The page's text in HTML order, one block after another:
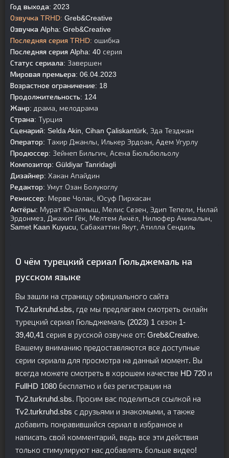
Год выхода: 2023
Озвучка TRHD: Greb&Creative
Озвучка Alpha: Greb&Creative
Последняя серия TRHD: ошибка
Последняя серия Alpha: 40 серия
Статус сериала: Завершен
Мировая премьера: 06.04.2023
Возрастное ограничение: 18
Продолжительность: 124
Жанр: драма, мелодрама
Страна: Турция
Сценарий: Selda Akin, Cihan Çaliskantürk, Эда Тезджан
Оператор: Тахир Джанлы, Илькер Эрдоан, Адем Угурлу
Продюссер: Зейнеп Бильгич, Асена Бюльбюльолу
Композитор: Güldiyar Tanridagli
Дизайнер: Хакан Апайдин
Редактор: Умут Озан Болукоглу
Режиссер: Мерве Чолак, Юсуф Пирхасан
Актёры: Мурат Юналмыш, Мелис Сезен, Эдип Тепели, Нилай
Эрдонмез, Джахит Гёк, Мелтем Акчёл, Нилюфер Ачикалын,
Samet Kaan Kuyucu, Сабахаттин Якут, Атилла Сендиль
О чём турецкий сериал Гюльджемаль на
русском языке
Вы зашли на страницу официального сайта
Tv2.turkruhd.sbs, где мы предлагаем смотреть онлайн
турецкий сериал Гюльджемаль (2023) 1 сезон 1-
39,40,41 серия в русской озвучке от: Greb&Creative.
Вашему вниманию предоставляются все доступные
серии сериала для просмотра на данный момент. Вы
всегда можете смотреть в хорошем качестве HD 720 и
FullHD 1080 бесплатно и без регистрации на
Tv2.turkruhd.sbs. Просим вас поделиться ссылкой на
Tv2.turkruhd.sbs с друзьями и знакомыми, а также
добавить понравившийся сериал в избранное и
написать свой комментарий, ведь все эти действия
только стимулируют нас добавлять больше видео!